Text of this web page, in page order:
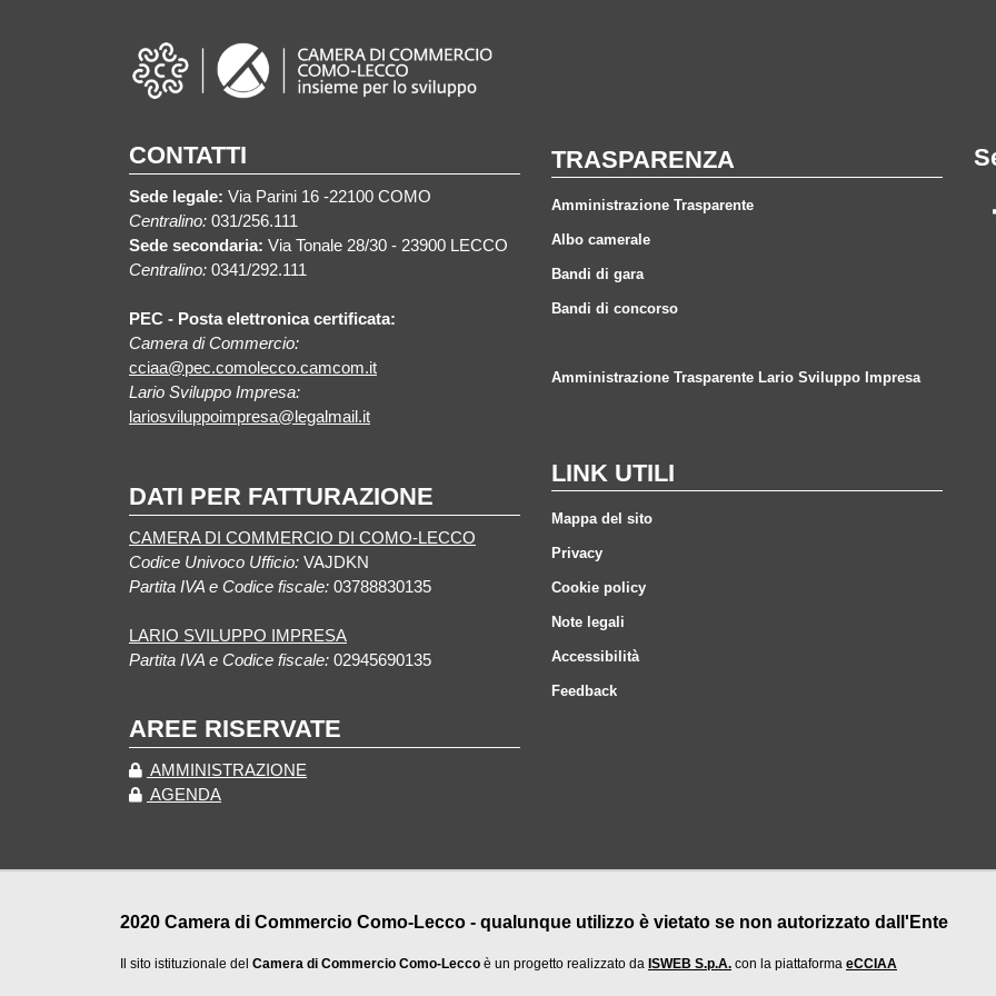
CONTATTI
Sede legale: Via Parini 16 -22100 COMO
Centralino: 031/256.111
Sede secondaria: Via Tonale 28/30 - 23900 LECCO
Centralino: 0341/292.111
PEC - Posta elettronica certificata:
Camera di Commercio:
cciaa@pec.comolecco.camcom.it
Lario Sviluppo Impresa:
lariosviluppoimpresa@legalmail.it
DATI PER FATTURAZIONE
CAMERA DI COMMERCIO DI COMO-LECCO
Codice Univoco Ufficio: VAJDKN
Partita IVA e Codice fiscale: 03788830135
LARIO SVILUPPO IMPRESA
Partita IVA e Codice fiscale: 02945690135
AREE RISERVATE
AMMINISTRAZIONE
AGENDA
TRASPARENZA
Amministrazione Trasparente
Albo camerale
Bandi di gara
Bandi di concorso
Amministrazione Trasparente Lario Sviluppo Impresa
LINK UTILI
Mappa del sito
Privacy
Cookie policy
Note legali
Accessibilità
Feedback
2020 Camera di Commercio Como-Lecco - qualunque utilizzo è vietato se non autorizzato dall'Ente
Il sito istituzionale del Camera di Commercio Como-Lecco è un progetto realizzato da ISWEB S.p.A. con la piattaforma eCCIAA